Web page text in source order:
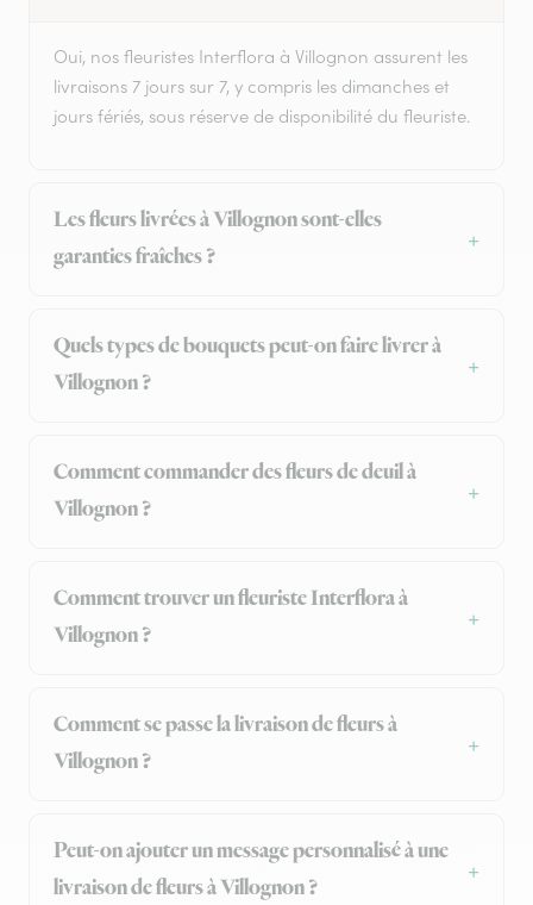
Oui, nos fleuristes Interflora à Villognon assurent les
livraisons 7 jours sur 7, y compris les dimanches et
jours fériés, sous réserve de disponibilité du fleuriste.
Les fleurs livrées à Villognon sont-elles
garanties fraîches ?
Quels types de bouquets peut-on faire livrer à
Villognon ?
Comment commander des fleurs de deuil à
Villognon ?
Comment trouver un fleuriste Interflora à
Villognon ?
Comment se passe la livraison de fleurs à
Villognon ?
Peut-on ajouter un message personnalisé à une
livraison de fleurs à Villognon ?